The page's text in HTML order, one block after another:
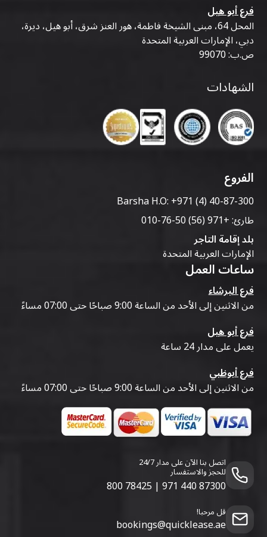
فرع أبو هيل
المحل 64، مبنى الشيخة فاطمة، هور العنز شرق، أبو هيل، ديرة،
دبي، الإمارات العربية المتحدة
ص.ب: 99070
الشهادات
الفروع
Barsha H.O:+971 (4) 40-87-300
طارئ:+971 (56) 50-76-010
بلد إقامة التاجر
الإمارات العربية المتحدة
ساعات العمل
فرع البرشاء
من الاثنين إلى الأحد من الساعة 9:00 صباحًا حتى 07:00 مساءً
فرع أبو هيل
يعمل على مدار 24 ساعة
فرع أبوظبي
من الاثنين إلى الأحد من الساعة 9:00 صباحًا حتى 07:00 مساءً
اتصل بنا الآن على مدار 24/7
للحجز والاستفسار
800 78425 | 971 440 87300
قل مرحبا!
bookings@quicklease.ae